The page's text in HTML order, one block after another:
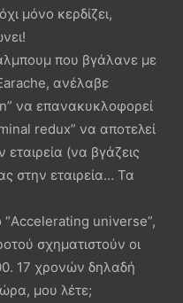
μόνο κερδίζει,
που βγάλανε με
ανέλαβε
να επανακυκλοφορεί
redux” να αποτελεί
(να βγάζεις
στην εταιρεία… Τα
“Accelerating universe”,
σχηματιστούν οι
17 χρονών δηλαδή
μου λέτε;